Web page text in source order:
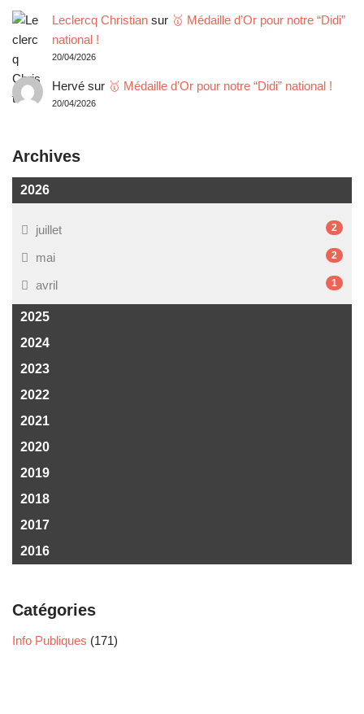
Leclercq Christiansur 🥇 Médaille d’Or pour notre “Didi”
national !
20/04/2026
Hervésur 🥇 Médaille d’Or pour notre “Didi” national !
20/04/2026
Archives
2026
juillet 2
mai 2
avril 1
2025
2024
2023
2022
2021
2020
2019
2018
2017
2016
Catégories
Info Publiques (171)